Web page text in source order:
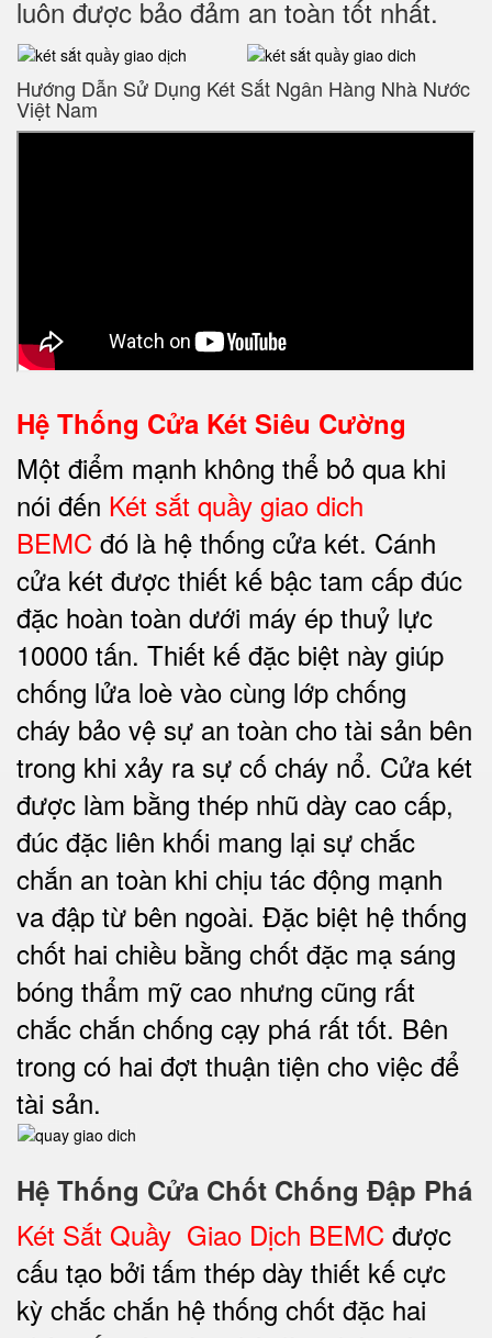
luôn được bảo đảm an toàn tốt nhất.
Hướng Dẫn Sử Dụng Két Sắt Ngân Hàng Nhà Nước
Việt Nam
Hệ Thống Cửa Két Siêu Cường
Một điểm mạnh không thể bỏ qua khi
nói đến Két sắt quầy giao dich
BEMC đó là hệ thống cửa két. Cánh
cửa két được thiết kế bậc tam cấp đúc
đặc hoàn toàn dưới máy ép thuỷ lực
10000 tấn. Thiết kế đặc biệt này giúp
chống lửa loè vào cùng lớp chống
cháy bảo vệ sự an toàn cho tài sản bên
trong khi xảy ra sự cố cháy nổ. Cửa két
được làm bằng thép nhũ dày cao cấp,
đúc đặc liên khối mang lại sự chắc
chắn an toàn khi chịu tác động mạnh
va đập từ bên ngoài. Đặc biệt hệ thống
chốt hai chiều bằng chốt đặc mạ sáng
bóng thẩm mỹ cao nhưng cũng rất
chắc chắn chống cạy phá rất tốt. Bên
trong có hai đợt thuận tiện cho việc để
tài sản.
Hệ Thống Cửa Chốt Chống Đập Phá
Két Sắt Quầy Giao Dịch BEMC được
cấu tạo bởi tấm thép dày thiết kế cực
kỳ chắc chắn hệ thống chốt đặc hai